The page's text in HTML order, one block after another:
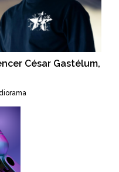
César Gastélum,